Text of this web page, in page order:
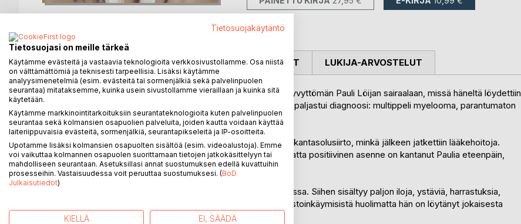
KUVAUS
Kesäkuussa 2019 ambulanssi kuljetti kipujen takia liikuntakyvyttömän Pauli Löijan sairaalaan, missä häneltä löydettiin
selkärangasta syövän etäpesäkkeitä. Viikkoa myöhemmin paljastui diagnoosi: multippeli myelooma, parantumaton
plasmasolusyöpä.
Rankat syöpähoidot aloitettiin heti ja vuoden lopulla tehtiin kantasolusiirto, minkä jälkeen jatkettiin lääkehoitoja.
Lääkäri ei lupaillut moniakaan elinvuosia, mutta siitä huolimatta positiivinen asenne on kantanut Paulia eteenpäin,
päivän kerrallaan.
Paulin tarina on kertomus elämästä vakavan sairauden kanssa. Siihen sisältyy paljon iloja, ystäviä, harrastuksia,
syöpähoitoja, vesivahinko kotona ja korona-pandemia. Vastoinkäymisistä huolimatta hän on löytänyt jokaisesta
päivästä kauniita ja iloisia asioita. Elämä jatkuu!
KIRJAILIJA LEHDISTÖARVOSTELUT LUKIJA-ARVOSTELUT
Tietosuojakäytäntö
Tietosuojasi on meille tärkeä
Käytämme evästeitä ja vastaavia teknologioita verkkosivustollamme. Osa niistä
on välttämättömiä ja teknisesti tarpeellisia. Lisäksi käytämme
analyysimenetelmiä (esim. evästeitä tai sormenjälkiä sekä palvelinpuolen
seurantaa) mitataksemme, kuinka usein sivustollamme vieraillaan ja kuinka sitä
käytetään.
Käytämme markkinointitarkoituksiin seurantateknologioita kuten palvelinpuolen
seurantaa sekä kolmansien osapuolien palveluita, joiden kautta voidaan käyttää
laiteriippuvaisia evästeitä, sormenjälkiä, seurantapikseleitä ja IP-osoitteita.
Upotamme lisäksi kolmansien osapuolten sisältöä (esim. videoalustoja). Emme
voi vaikuttaa kolmannen osapuolen suorittamaan tietojen jatkokäsittelyyn tai
mahdolliseen seurantaan. Asetuksillasi annat suostumuksen edellä kuvattuihin
prosesseihin. Vastaisuudessa voit peruuttaa suostumuksesi. (BoD
Julkaisutiedot)
KIELLÄ EI, SÄÄDÄ